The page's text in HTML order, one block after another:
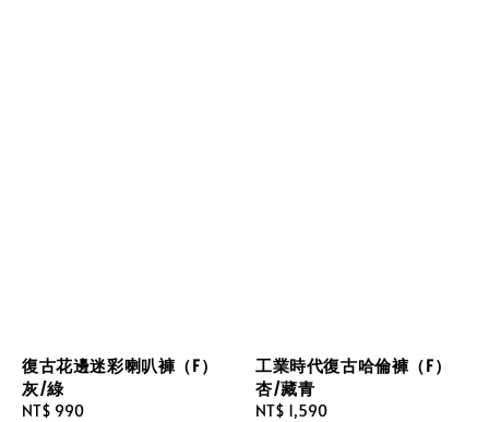
復古花邊迷彩喇叭褲（F）
灰/綠
Regular
NT$ 990
工業時代復古哈倫褲（F）
杏/藏青
Regular
NT$ 1,590